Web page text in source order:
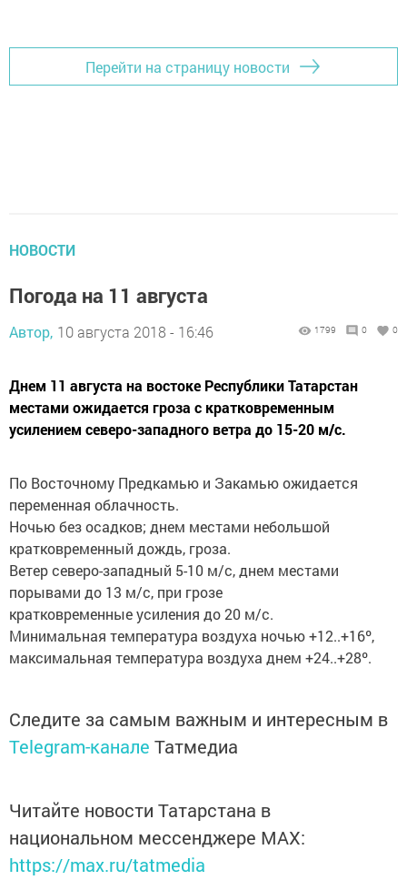
Перейти на страницу новости
НОВОСТИ
Погода на 11 августа
Автор, 10 августа 2018 - 16:46 1799 0 0
Днем 11 августа на востоке Республики Татарстан
местами ожидается гроза с кратковременным
усилением северо-западного ветра до 15-20 м/с.
По Восточному Предкамью и Закамью ожидается
переменная облачность.
Ночью без осадков; днем местами небольшой
кратковременный дождь, гроза.
Ветер северо-западный 5-10 м/с, днем местами
порывами до 13 м/с, при грозе
кратковременные усиления до 20 м/с.
Минимальная температура воздуха ночью +12..+16º,
максимальная температура воздуха днем +24..+28º.
Следите за самым важным и интересным в
Telegram-канале Татмедиа
Читайте новости Татарстана в
национальном мессенджере MАХ:
https://max.ru/tatmedia